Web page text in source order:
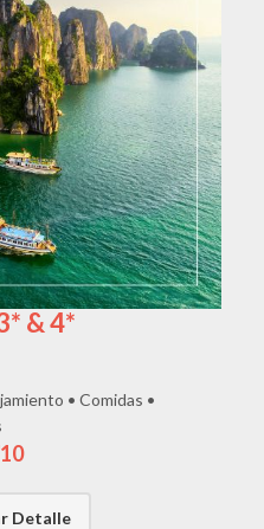
& 4*
• Comidas •
Detalle